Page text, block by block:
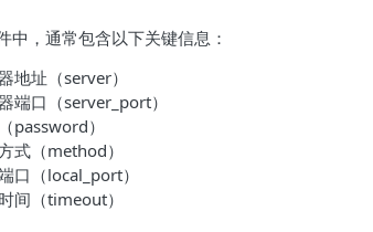
中，通常包含以下关键信息：
地址（server）
端口（server_port）
password）
式（method）
口（local_port）
间（timeout）